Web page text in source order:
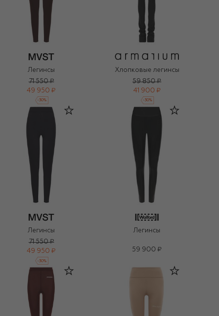
Легинсы
71 550 ₽
49 950 ₽
-30%
Хлопковые легинсы
59 850 ₽
41 900 ₽
-30%
Легинсы
71 550 ₽
49 950 ₽
-30%
Легинсы
59 900 ₽